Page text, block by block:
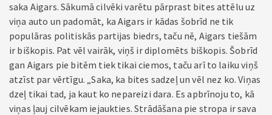
saka Aigars. Sākumā cilvēki varētu pārprast bites attēlu uz
viņa auto un padomāt, ka Aigars ir kādas šobrīd ne tik
populāras politiskās partijas biedrs, taču nē, Aigars tiešām
ir biškopis. Pat vēl vairāk, viņš ir diplomēts biškopis. Šobrīd
gan Aigars pie bitēm tiek tikai ciemos, taču arī to laiku viņš
atzīst par vērtīgu. „Saka, ka bites sadzeļ un vēl nez ko. Viņas
dzeļ tikai tad, ja kaut ko nepareizi dara. Es apbrīnoju to, kā
viņas ļauj cilvēkam iejaukties. Strādāšana pie stropa ir sava